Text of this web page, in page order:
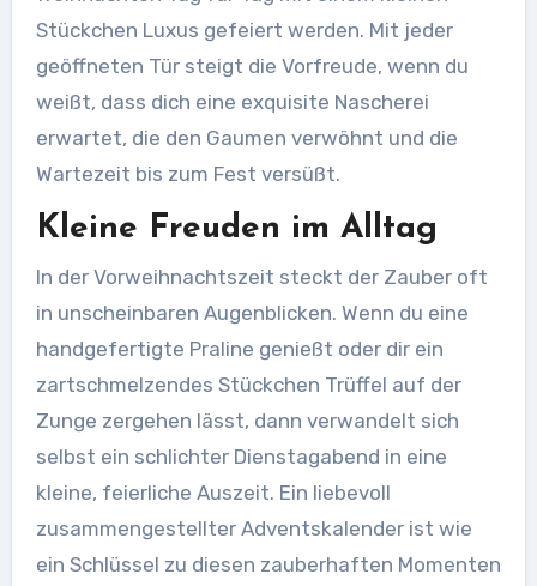
Stückchen Luxus gefeiert werden. Mit jeder
geöffneten Tür steigt die Vorfreude, wenn du
weißt, dass dich eine exquisite Nascherei
erwartet, die den Gaumen verwöhnt und die
Wartezeit bis zum Fest versüßt.
Kleine Freuden im Alltag
In der Vorweihnachtszeit steckt der Zauber oft
in unscheinbaren Augenblicken. Wenn du eine
handgefertigte Praline genießt oder dir ein
zartschmelzendes Stückchen Trüffel auf der
Zunge zergehen lässt, dann verwandelt sich
selbst ein schlichter Dienstagabend in eine
kleine, feierliche Auszeit. Ein liebevoll
zusammengestellter Adventskalender ist wie
ein Schlüssel zu diesen zauberhaften Momenten